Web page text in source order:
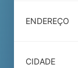
ENDEREÇO
CIDADE